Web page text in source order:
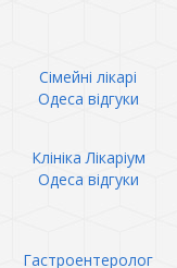
Сімейні лікарі
Одеса відгуки
Клініка Лікаріум
Одеса відгуки
Гастроентеролог